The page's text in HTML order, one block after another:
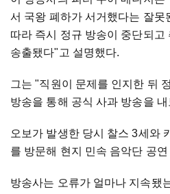
서 국왕 폐하가 서거했다는 잘못
따라 즉시 정규 방송이 중단되고
송출됐다"고 설명했다.
그는 "직원이 문제를 인지한 뒤
방송을 통해 공식 사과 방송을
오보가 발생한 당시 찰스 3세와
를 방문해 현지 민속 음악단 공
방송사는 오류가 얼마나 지속됐